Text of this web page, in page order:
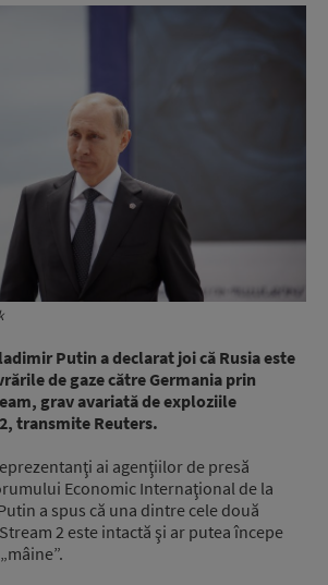
Putin a declarat joi că Rusia este
de gaze către Germania prin
grav avariată de exploziile
transmite Reuters.
ai agenţiilor de presă
Economic Internaţional de la
a spus că una dintre cele două
2 este intactă şi ar putea începe